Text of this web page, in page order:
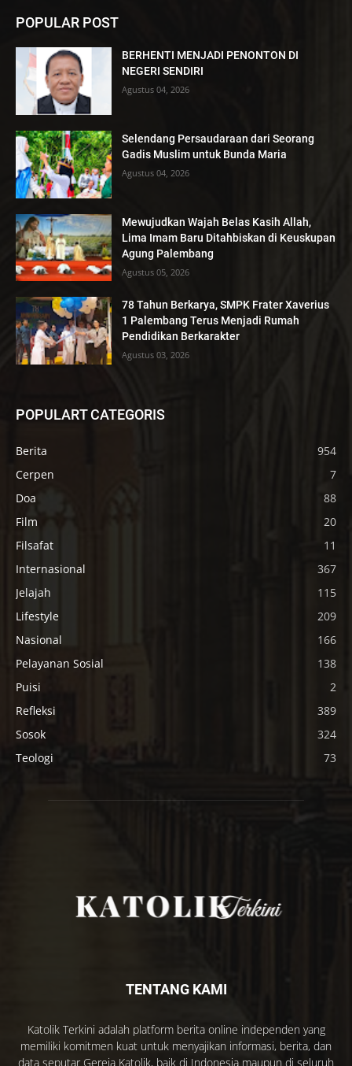
POPULAR POST
BERHENTI MENJADI PENONTON DI
NEGERI SENDIRI
Agustus 04, 2026
Selendang Persaudaraan dari Seorang
Gadis Muslim untuk Bunda Maria
Agustus 04, 2026
Mewujudkan Wajah Belas Kasih Allah,
Lima Imam Baru Ditahbiskan di Keuskupan
Agung Palembang
Agustus 05, 2026
78 Tahun Berkarya, SMPK Frater Xaverius
1 Palembang Terus Menjadi Rumah
Pendidikan Berkarakter
Agustus 03, 2026
POPULART CATEGORIS
Berita
954
Cerpen
7
Doa
88
Film
20
Filsafat
11
Internasional
367
Jelajah
115
Lifestyle
209
Nasional
166
Pelayanan Sosial
138
Puisi
2
Refleksi
389
Sosok
324
Teologi
73
TENTANG KAMI
Katolik Terkini adalah platform berita online independen yang
memiliki komitmen kuat untuk menyajikan informasi, berita, dan
data seputar Gereja Katolik, baik di Indonesia maupun di seluruh